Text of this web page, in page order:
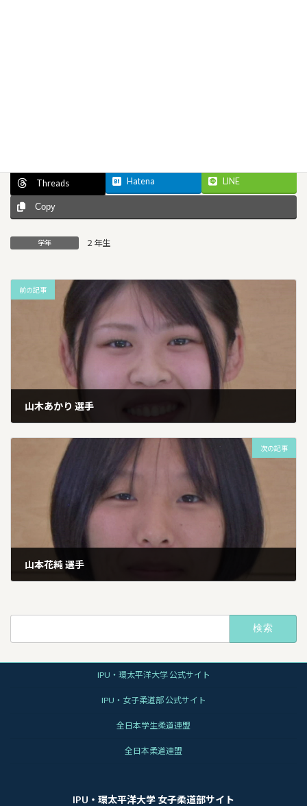
Threads Hatena LINE
Copy
学年 ２年生
前の記事
山木あかり 選手
次の記事
山本花純 選手
IPU・環太平洋大学 公式サイト
IPU・女子柔道部 公式サイト
全日本学生柔道連盟
全日本柔道連盟
IPU・環太平洋大学 女子柔道部サイト